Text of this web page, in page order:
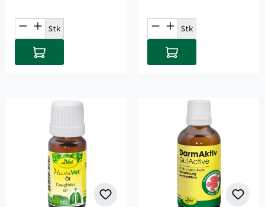
Produkt Anzahl: Gib den gewünschten
Stk
In den Warenkorb
Produkt Anzahl:
Stk
In den Warenkorb